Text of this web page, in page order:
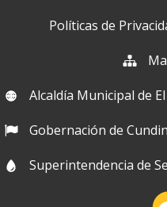
Políticas de
Alcaldía Municipal de
Gobernación de
Superintendencia de